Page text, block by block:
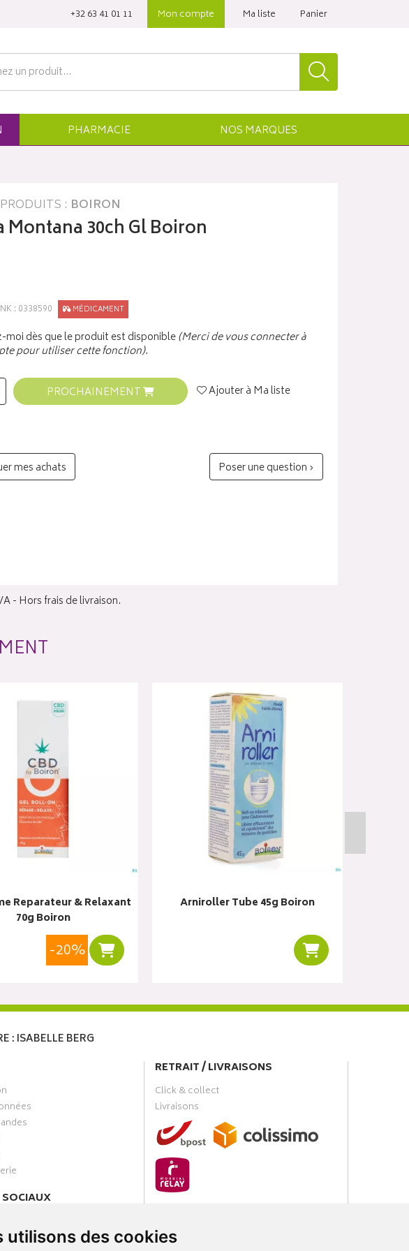
utilisons des cookies
‭+32 63 41 01 11‬ Mon compte Ma liste Panier
PHARMACIE NOS MARQUES
: BOIRON
Montana 30ch Gl Boiron
: 0338590 MÉDICAMENT
moi dès que le produit est disponible(Merci de vous connecter à
pour utiliser cette fonction).
SELECTEDPROCHAINEMENT Ajouter à Ma liste
mes achats Poser une question ›
- Hors frais de livraison.
Reparateur & Relaxant
70g Boiron
-20% Ajouter au panier
Arniroller Tube 45g Boiron
Ajouter au panier
: ISABELLE BERG
des pharmacies
RETRAIT / LIVRAISONS
Click & collect
Livraisons